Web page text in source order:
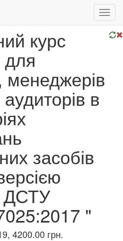
курс
для
менеджерів
аудиторів в
засобів
ДСТУ
"
4200.00 грн.